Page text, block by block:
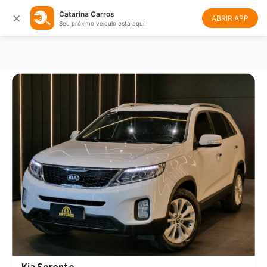
× Catarina Carros
Seu próximo veículo está aqui!
ABRIR APP
Ordenar